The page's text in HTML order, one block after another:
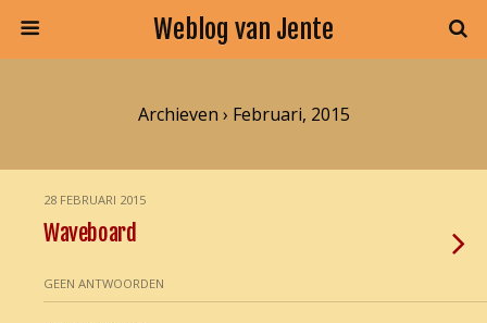
Weblog van Jente
Archieven › Februari, 2015
28 FEBRUARI 2015
Waveboard
GEEN ANTWOORDEN